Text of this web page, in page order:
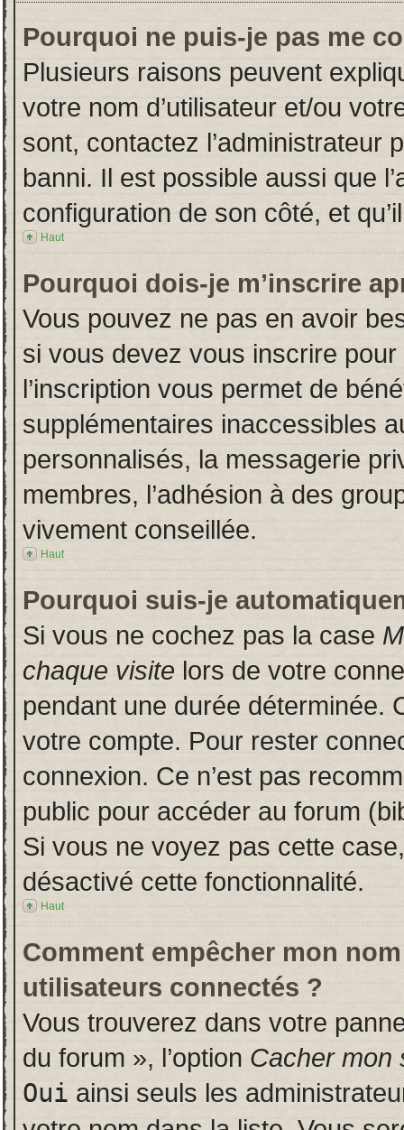
Pourquoi ne puis-je pas me
Plusieurs raisons peuvent
votre nom d’utilisateur et/ou
sont, contactez l’administrateur
banni. Il est possible aussi que
configuration de son côté, et
Haut
Pourquoi dois-je m’inscrire
Vous pouvez ne pas en avoir
si vous devez vous inscrire
l’inscription vous permet de
supplémentaires inaccessibles
personnalisés, la messagerie
membres, l’adhésion à des
vivement conseillée.
Haut
Pourquoi suis-je
Si vous ne cochez pas la case
chaque visite lors de votre
pendant une durée déterminée.
votre compte. Pour rester
connexion. Ce n’est pas
public pour accéder au forum
Si vous ne voyez pas cette
désactivé cette fonctionnalité.
Haut
Comment empêcher mon
utilisateurs connectés ?
Vous trouverez dans votre
du forum », l’option Cacher mon
Oui ainsi seuls les